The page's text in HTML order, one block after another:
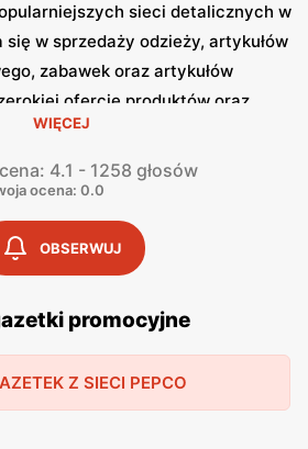
sieci detalicznych w
w sprzedaży odzieży, artykułów
zabawek oraz artykułów
ofercie produktów oraz
Pepcozdobyło zaufanie milionów
zaletą tej sieci jest dbałość o
, co sprawia, że zakupy w
grupy odbiorców. Jednym z
strategii marketingowej
gazetki promocyjne
a każda z nich zawiera
w obniżonych cenach. Dzięki
co pozwala im na planowanie
WIĘCEJ
4.1 - 1258 głosów
ocena: 0.0
OBSERWUJ
promocyjne
Z SIECI PEPCO